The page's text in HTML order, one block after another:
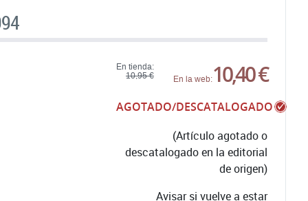
En tienda:
10,95 €
En la web:10,40 €
AGOTADO/DESCATALOGADO
(Artículo agotado o
descatalogado en la editorial
de origen)
Avisar si vuelve a estar